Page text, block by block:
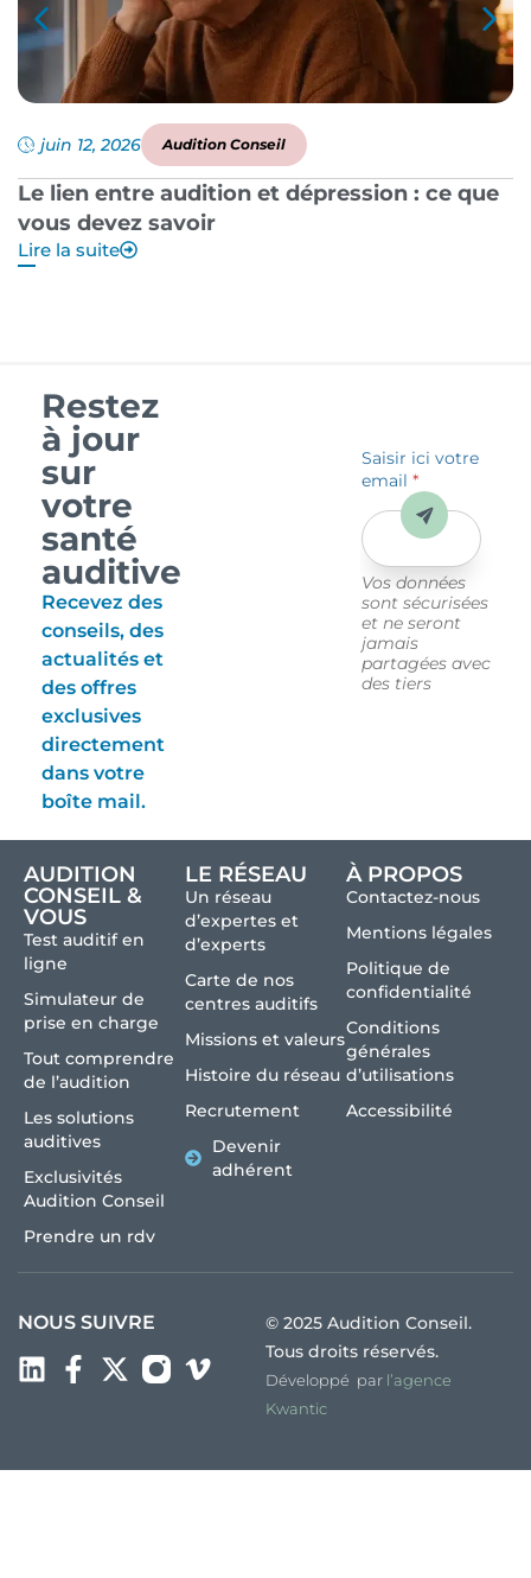
juin 12, 2026 Audition Conseil
Le lien entre audition et dépression : ce que
vous devez savoir
Lire la suite
Restez
à jour
sur
votre
santé
auditive
Recevez des
conseils, des
actualités et
des offres
exclusives
directement
dans votre
boîte mail.
Saisir ici votre
email*
Vos données
sont sécurisées
et ne seront
jamais
partagées avec
des tiers
Envoyer
AUDITION
CONSEIL &
VOUS
Test auditif en
ligne
Simulateur de
prise en charge
Tout comprendre
de l’audition
Les solutions
auditives
Exclusivités
Audition Conseil
Prendre un rdv
LE RÉSEAU
Un réseau
d’expertes et
d’experts
Carte de nos
centres auditifs
Missions et valeurs
Histoire du réseau
Recrutement
Devenir
adhérent
À PROPOS
Contactez-nous
Mentions légales
Politique de
confidentialité
Conditions
générales
d’utilisations
Accessibilité
NOUS SUIVRE
© 2025 Audition Conseil.
Tous droits réservés.
Développé par l’agence
Kwantic